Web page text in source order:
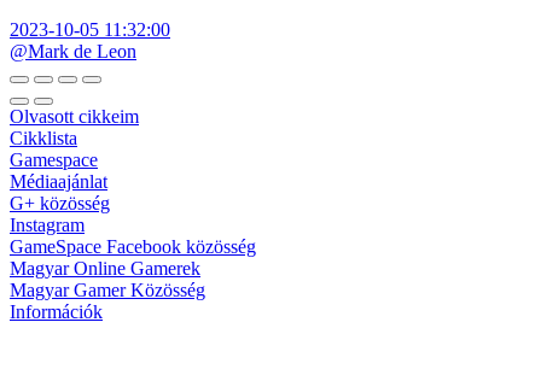
2023-10-05 11:32:00
@Mark de Leon
Olvasott cikkeim
Cikklista
Gamespace
Médiaajánlat
G+ közösség
Instagram
GameSpace Facebook közösség
Magyar Online Gamerek
Magyar Gamer Közösség
Információk